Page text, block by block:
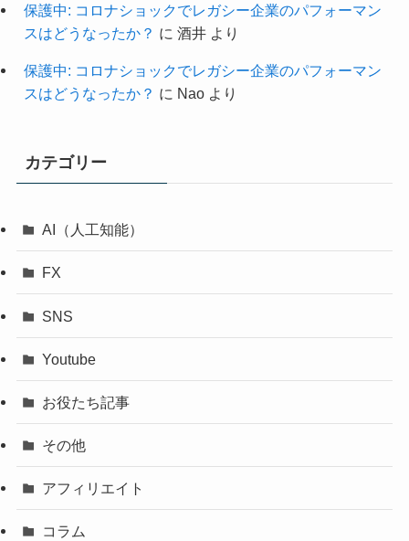
保護中: コロナショックでレガシー企業のパフォーマン
スはどうなったか？ に 酒井より
保護中: コロナショックでレガシー企業のパフォーマン
スはどうなったか？ に Naoより
カテゴリー
AI（人工知能）
FX
SNS
Youtube
お役たち記事
その他
アフィリエイト
コラム